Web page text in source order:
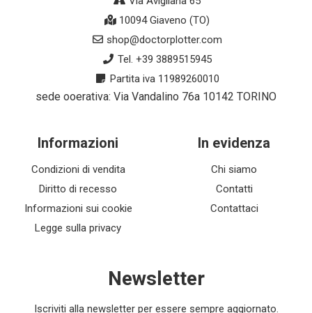
10094 Giaveno (TO)
shop@doctorplotter.com
Tel. +39 3889515945
Partita iva 11989260010
sede ooerativa: Via Vandalino 76a 10142 TORINO
Informazioni
Condizioni di vendita
Diritto di recesso
Informazioni sui cookie
Legge sulla privacy
In evidenza
Chi siamo
Contatti
Contattaci
Newsletter
Iscriviti alla newsletter per essere sempre aggiornato.